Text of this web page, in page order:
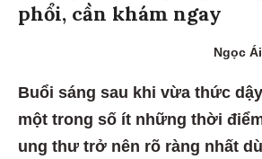
phổi, cần khám ngay
Ngọc Ái
Buổi sáng sau khi vừa thức
một trong số ít những thời
ung thư trở nên rõ ràng nhất